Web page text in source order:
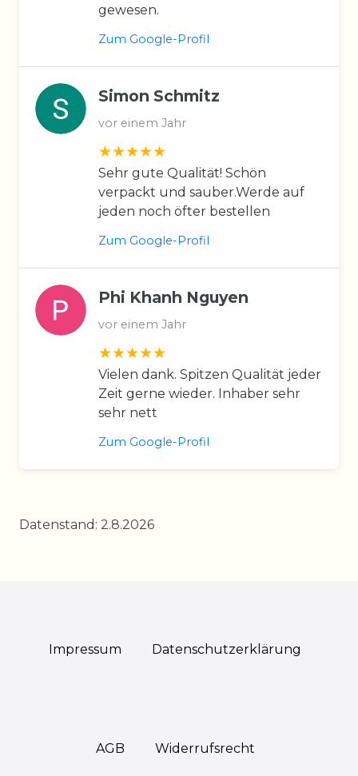
gewesen.
Zum Google-Profil
Simon Schmitz
vor einem Jahr
Sehr gute Qualität! Schön
verpackt und sauber.Werde auf
jeden noch öfter bestellen
Zum Google-Profil
Phi Khanh Nguyen
vor einem Jahr
Vielen dank. Spitzen Qualität jeder
Zeit gerne wieder. Inhaber sehr
sehr nett
Zum Google-Profil
Datenstand: 2.8.2026
Impressum Daten­schutz­erklärung
AGB Widerrufs­recht